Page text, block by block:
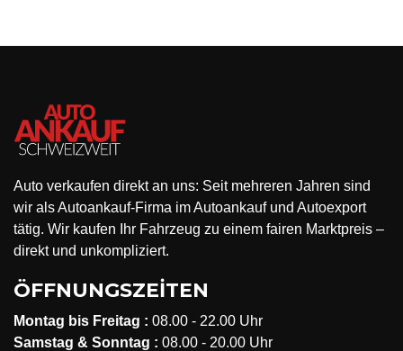
Auto verkaufen direkt an uns: Seit mehreren Jahren sind
wir als Autoankauf-Firma im Autoankauf und Autoexport
tätig. Wir kaufen Ihr Fahrzeug zu einem fairen Marktpreis –
direkt und unkompliziert.
ÖFFNUNGSZEİTEN
Montag bis Freitag : 08.00 - 22.00 Uhr
Samstag & Sonntag : 08.00 - 20.00 Uhr